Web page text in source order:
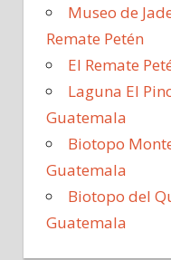
Museo de
Remate Petén
El Remate
Laguna El
Guatemala
Biotopo
Guatemala
Biotopo del
Guatemala